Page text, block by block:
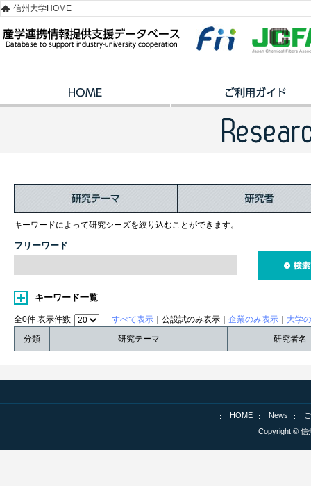
信州大学HOME
キーワードによって研究シーズを絞り込むことができます。
フリーワード
キーワード一覧
全0件 表示件数 すべて表示 ｜公設試のみ表示｜ 企業のみ表示
大学
分類
研究テーマ 研究者名
HOME News
Copyright © 信